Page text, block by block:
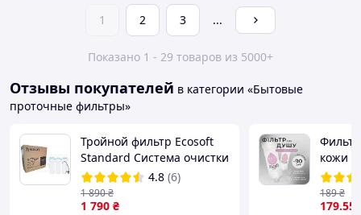
1 2 3 ...
Показано 1 - 29 товаров из 5000+
Отзывы покупателей в категории «Бытовые
проточные фильтры»
Тройной фильтр Ecosoft
Standard Система очистки
воды (FMV3ECOSTD)
4.8 (6)
1 790 ₴
1 890₴
кожи и
вишни
179.55
189₴